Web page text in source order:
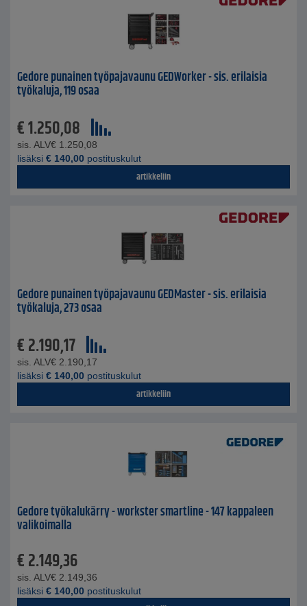
Gedore punainen työpajavaunu GEDWorker - sis. erilaisia ​​
työkaluja, 119 osaa
€1.250,08
sis. ALV€ 1.250,08
lisäksi € 140,00 postituskulut
artikkeliin
Gedore punainen työpajavaunu GEDMaster - sis. erilaisia ​​
työkaluja, 273 osaa
€2.190,17
sis. ALV€ 2.190,17
lisäksi € 140,00 postituskulut
artikkeliin
Gedore työkalukärry - workster smartline - 147 kappaleen
valikoimalla
€2.149,36
sis. ALV€ 2.149,36
lisäksi € 140,00 postituskulut